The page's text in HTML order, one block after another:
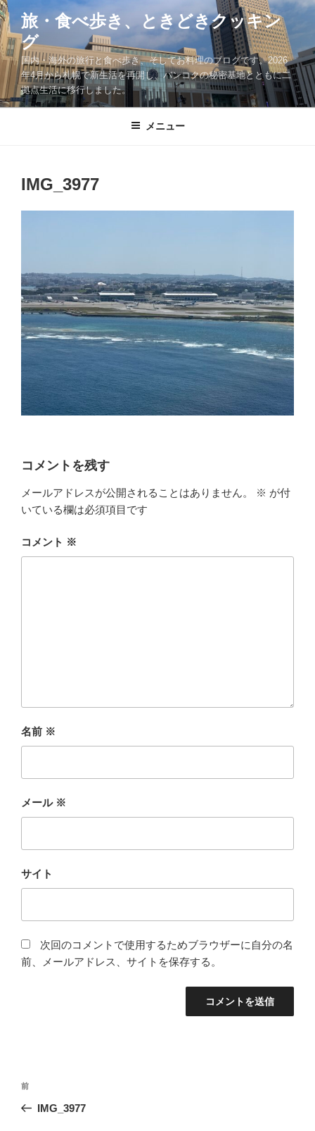
コ
ン
テ
ン
ツ
へ
ス
旅・食べ歩き、ときどきクッキン
グ
国内・海外の旅行と食べ歩き、そしてお料理のブログです。2026
年4月から札幌で新生活を再開し、バンコクの秘密基地とともに二
拠点生活に移行しました。
メニュー
IMG_3977
コメントを残す
メールアドレスが公開されることはありません。 ※ が付
いている欄は必須項目です
コメント ※
名前 ※
メール ※
サイト
次回のコメントで使用するためブラウザーに自分の名
前、メールアドレス、サイトを保存する。
投
ナ
前
の
前
IMG_3977